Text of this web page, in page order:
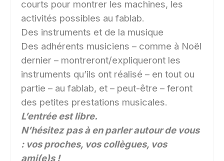
courts pour montrer les machines, les
activités possibles au fablab.
Des instruments et de la musique
Des adhérents musiciens – comme à Noël
dernier – montreront/expliqueront les
instruments qu’ils ont réalisé – en tout ou
partie – au fablab, et – peut-être – feront
des petites prestations musicales.
L’entrée est libre.
N’hésitez pas à en parler autour de vous
: vos proches, vos collègues, vos
ami(e)s !